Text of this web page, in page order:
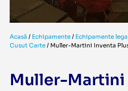
Acasă / Echipamente / Echipamente
Cusut Carte / Muller-Martini Inventa
Muller-Martini